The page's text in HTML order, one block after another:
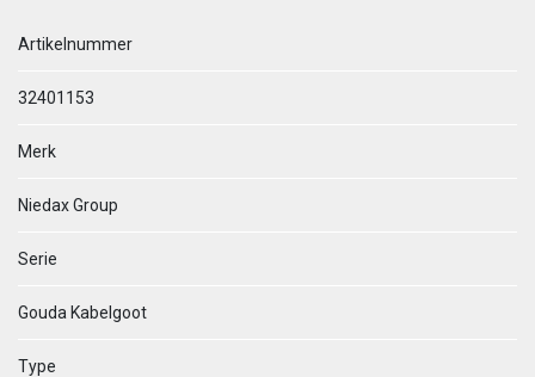
Artikelnummer
32401153
Merk
Niedax Group
Serie
Gouda Kabelgoot
Type